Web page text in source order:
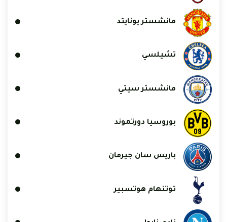
مانشستر يونايتد
تشيلسي
مانشستر سيتي
بوروسيا دورتموند
باريس سان جيرمان
توتنهام هوتسبير